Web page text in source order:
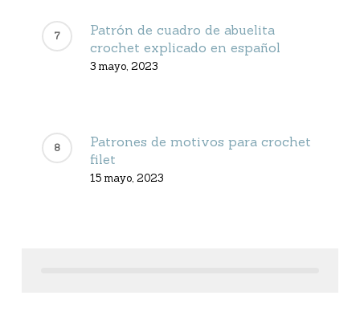
Patrón de cuadro de abuelita
crochet explicado en español
3 mayo, 2023
Patrones de motivos para crochet
filet
15 mayo, 2023